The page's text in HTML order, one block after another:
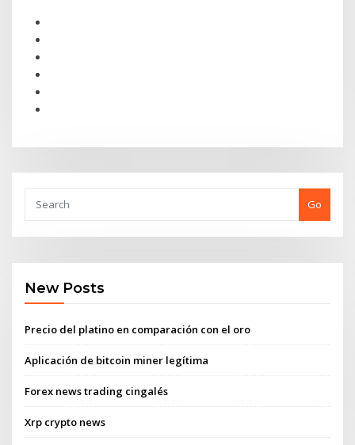
Go
New Posts
Precio del platino en comparación con el oro
Aplicación de bitcoin miner legítima
Forex news trading cingalés
Xrp crypto news